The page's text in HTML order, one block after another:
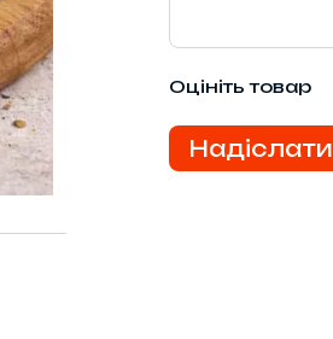
Оцініть товар
Надіслати